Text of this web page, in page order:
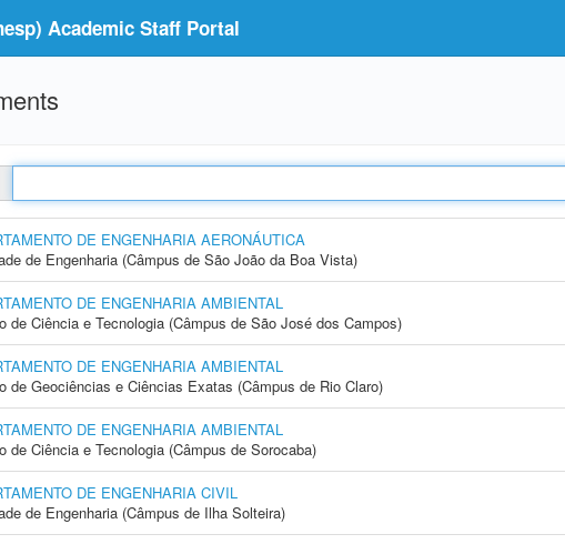
Academic Staff Portal
DE ENGENHARIA AERONÁUTICA
de Engenharia (Câmpus de São João da Boa Vista)
DE ENGENHARIA AMBIENTAL
de Ciência e Tecnologia (Câmpus de São José dos Campos)
DE ENGENHARIA AMBIENTAL
de Geociências e Ciências Exatas (Câmpus de Rio Claro)
DE ENGENHARIA AMBIENTAL
de Ciência e Tecnologia (Câmpus de Sorocaba)
DE ENGENHARIA CIVIL
de Engenharia (Câmpus de Ilha Solteira)